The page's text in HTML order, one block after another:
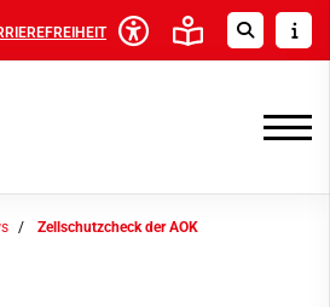
Zellschutzcheck der AOK